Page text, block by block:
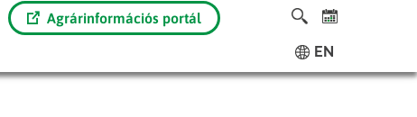
Agrárinformációs portál
EN